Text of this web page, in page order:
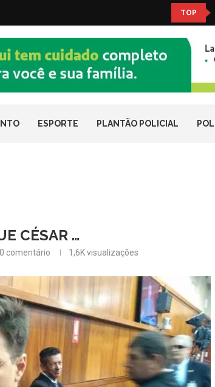
TOP
ESPORTE PLANTÃO POLICIAL
CÉSAR …
0 comentário 1,6Kvisualizações